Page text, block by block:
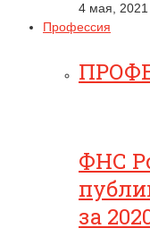
4 мая, 2021
Профессия
ФНС
за